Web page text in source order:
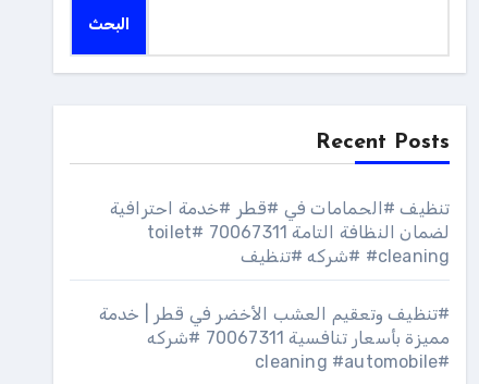
البحث
Recent Posts
تنظيف #الحمامات في #قطر #خدمة احترافية
لضمان النظافة التامة 70067311 #toilet
#cleaning #شركه #تنظيف
#تنظيف وتعقيم العشب الأخضر في قطر | خدمة
مميزة بأسعار تنافسية 70067311 #شركه
#cleaning #automobile